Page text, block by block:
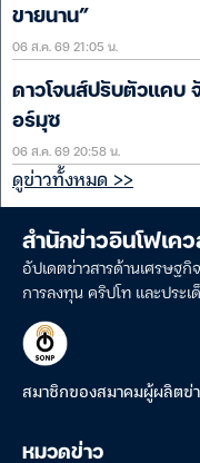
ขายนาน”
06 ส.ค. 69 21:05 น.
ดาวโจนส์ปรับตัวแคบ
อร์มุซ
06 ส.ค. 69 20:58 น.
ดูข่าวทั้งหมด >>
สำนักข่าวอินโฟเค
อัปเดตข่าวสารด้านเศรษฐกิ
การลงทุน คริปโท และประ
สมาชิกของสมาคมผู้ผลิตข่
หมวดข่าว